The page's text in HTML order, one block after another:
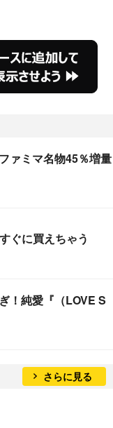
ァミマ名物45％増量
ぐに買えちゃう
！純愛『（LOVE S
さらに見る